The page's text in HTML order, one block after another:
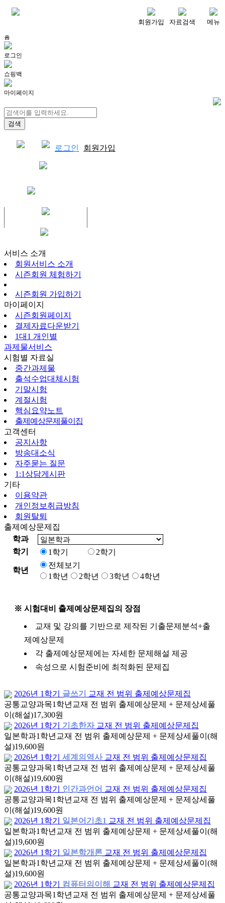
회원가입 자료검색 메뉴
홈
로그인
쇼핑백
마이페이지
로그인 회원가입
서비스 소개
회원서비스 소개
시즌회원 체험하기
시즌회원 가입하기
마이페이지
시즌회원페이지
결제자료다운받기
1대1 개인별
과제물서비스
시험별 자료실
중간과제물
출석수업대체시험
기말시험
계절시험
핵심요약노트
출제예상문제풀이집
고객센터
공지사항
방송대소식
자주묻는 질문
1:1상담게시판
기타
이용약관
개인정보취급방침
회원탈퇴
출제예상문제집
학과
학기
1학기 2학기
학년
전체보기
1학년
2학년 3학년 4학년
※ 시험대비 출제예상문제집의 장점
교재 및 강의를 기반으로 제작된 기출문제분석+출
제예상문제
각 출제예상문제에는 자세한 문제해설 제공
속성으로 시험준비에 최적화된 문제집
2026년 1학기 글쓰기
교재 전 범위 출제예상문제집
공통교양과목1학년 교재 전 범위 출제예상문제 + 문제상세풀
이(해설)17,300원
2026년 1학기
기초한자 교재 전 범위 출제예상문제집
일본학과1학년 교재 전 범위 출제예상문제 + 문제상세풀이(해
설)19,600원
2026년 1학기
세계의역사 교재 전 범위 출제예상문제집
공통교양과목1학년 교재 전 범위 출제예상문제 + 문제상세풀
이(해설)19,600원
2026년 1학기
인간과언어 교재 전 범위 출제예상문제집
공통교양과목1학년 교재 전 범위 출제예상문제 + 문제상세풀
이(해설)19,600원
2026년 1학기
일본어기초1 교재 전 범위 출제예상문제집
일본학과1학년 교재 전 범위 출제예상문제 + 문제상세풀이(해
설)19,600원
2026년 1학기
일본학개론 교재 전 범위 출제예상문제집
일본학과1학년 교재 전 범위 출제예상문제 + 문제상세풀이(해
설)19,600원
2026년 1학기
컴퓨터의이해 교재 전 범위 출제예상문제집
공통교양과목1학년 교재 전 범위 출제예상문제 + 문제상세풀